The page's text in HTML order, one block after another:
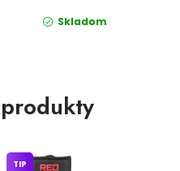
Skladom
TIP